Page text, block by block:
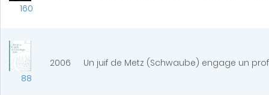
160
88
2006 Un juif de Metz (Schwaube) engage un